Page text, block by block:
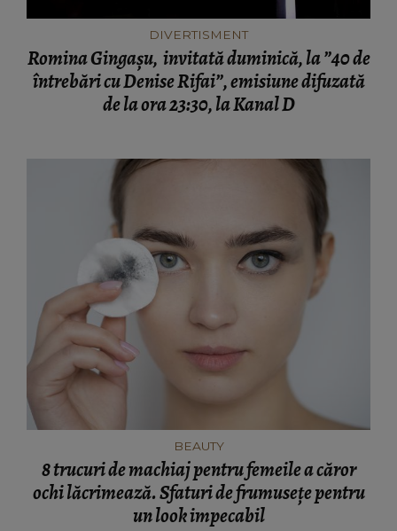
DIVERTISMENT
Romina Gingașu, invitată duminică, la ”40 de
întrebări cu Denise Rifai”, emisiune difuzată
de la ora 23:30, la Kanal D
BEAUTY
8 trucuri de machiaj pentru femeile a căror
ochi lăcrimează. Sfaturi de frumusețe pentru
un look impecabil